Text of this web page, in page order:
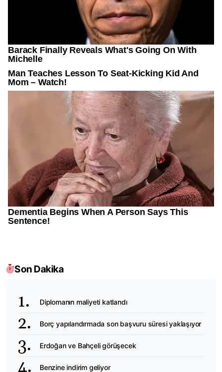
Son Dakika
Diplomanın maliyeti katlandı
Borç yapılandırmada son başvuru süresi yaklaşıyor
Erdoğan ve Bahçeli görüşecek
Benzine indirim geliyor